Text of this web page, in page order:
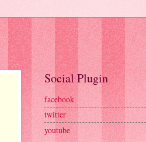
Social Plugin
facebook
twitter
youtube